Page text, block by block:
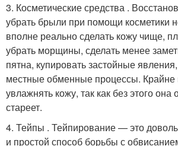
3. Косметические средства .
убрать брыли при помощи косметики
вполне реально сделать кожу чище,
убрать морщины, сделать менее
пятна, купировать застойные
местные обменные процессы. Крайне
увлажнять кожу, так как без этого она
стареет.
4. Тейпы . Тейпирование — это
и простой способ борьбы с